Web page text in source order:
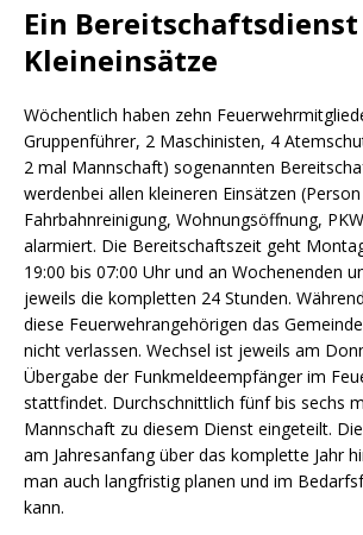
Ein
Kleineinsätze
Wöchentlich haben zehn
Gruppenführer, 2 Maschinisten, 4
2 mal Mannschaft) sogenannten
werdenbei allen kleineren Einsätzen
Fahrbahnreinigung, Wohnungsöffnung,
alarmiert. Die Bereitschaftszeit geht
19:00 bis 07:00 Uhr und an Wochenenden
jeweils die kompletten 24 Stunden.
diese Feuerwehrangehörigen das
nicht verlassen. Wechsel ist jeweils am
Übergabe der Funkmeldeempfänger im
stattfindet. Durchschnittlich fünf bis sechs
Mannschaft zu diesem Dienst eingeteilt.
am Jahresanfang über das komplette Jahr
man auch langfristig planen und im
kann.